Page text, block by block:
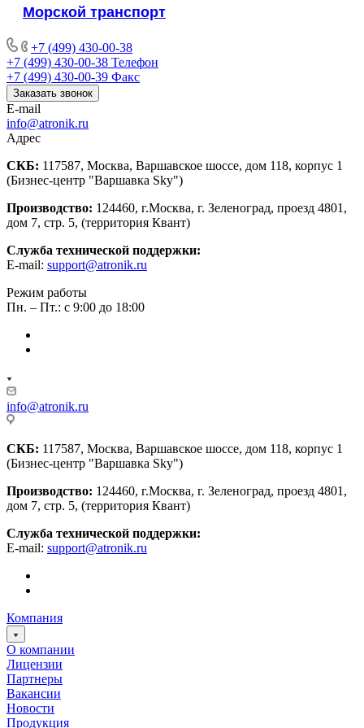
Морской транспорт
+7 (499) 430-00-38
+7 (499) 430-00-38 Телефон
+7 (499) 430-00-39 Факс
Заказать звонок
E-mail
info@atronik.ru
Адрес
СКБ: 117587, Москва, Варшавское шоссе, дом 118, корпус 1
(Бизнес-центр "Варшавка Sky")
Производство: 124460, г.Москва, г. Зеленоград, проезд 4801,
дом 7, стр. 5, (территория Квант)
Служба технической поддержки:
E-mail: support@atronik.ru
Режим работы
Пн. – Пт.: с 9:00 до 18:00
info@atronik.ru
СКБ: 117587, Москва, Варшавское шоссе, дом 118, корпус 1
(Бизнес-центр "Варшавка Sky")
Производство: 124460, г.Москва, г. Зеленоград, проезд 4801,
дом 7, стр. 5, (территория Квант)
Служба технической поддержки:
E-mail: support@atronik.ru
Компания
О компании
Лицензии
Партнеры
Вакансии
Новости
Продукция